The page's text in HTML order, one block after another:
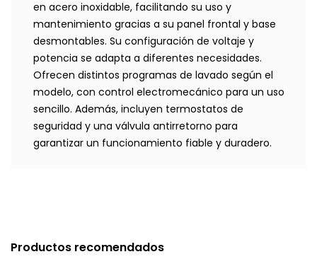
en acero inoxidable, facilitando su uso y
mantenimiento gracias a su panel frontal y base
desmontables. Su configuración de voltaje y
potencia se adapta a diferentes necesidades.
Ofrecen distintos programas de lavado según el
modelo, con control electromecánico para un uso
sencillo. Además, incluyen termostatos de
seguridad y una válvula antirretorno para
garantizar un funcionamiento fiable y duradero.
Productos recomendados